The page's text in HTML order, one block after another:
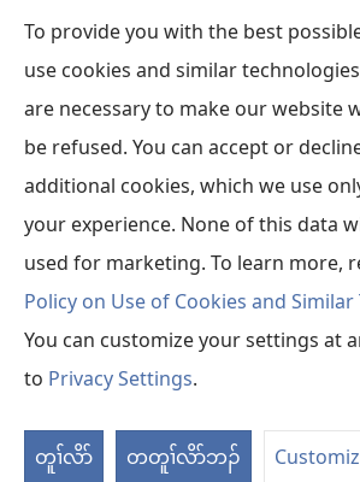
To provide you with the best
use cookies and similar
are necessary to make our website
be refused. You can accept or
additional cookies, which we use
your experience. None of this data
used for marketing. To learn more,
Policy on Use of Cookies and
You can customize your settings at
toPrivacy Settings.
တူၢ်လိာ်
တတူၢ်လိာ်ဘၣ်
တၢ်မၤဘူၣ်တဖၣ်
ထီၣ်
လၢ
အ
သီ
တ
ဘ့ၣ်
တၢးထီခိးတၢ် ONLINE လံာ်ရိဒၢး
အိး
ထီၣ်
လၢ
အ
သီ
ဘ့ၣ်
အိး
ထီၣ်
လၢ
အ
သီ
တ
Copyright© 2026 Watch Tower Bible and Tract
တၢ်ဘျၢလၢနကသူအဂီၢ်|နီၢ်ကစၢ်တၢ်ဂ့ၢ်တၢ်ဘျၢ